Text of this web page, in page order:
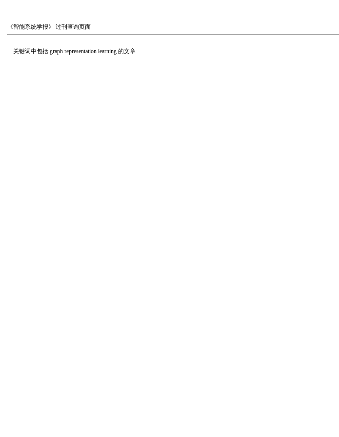
《智能系统学报》 过刊查询页面
关键词中包括 graph representation learning 的文章